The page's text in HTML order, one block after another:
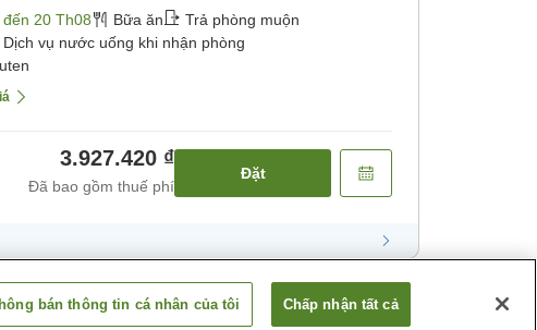
20 Th08 Bữa ăn
Trả phòng muộn
Dịch vụ nước uống khi nhận phòng
3.927.420 ₫
Đã bao gồm thuế phí
Đặt
bán thông tin cá nhân của tôi Chấp nhận tất cả